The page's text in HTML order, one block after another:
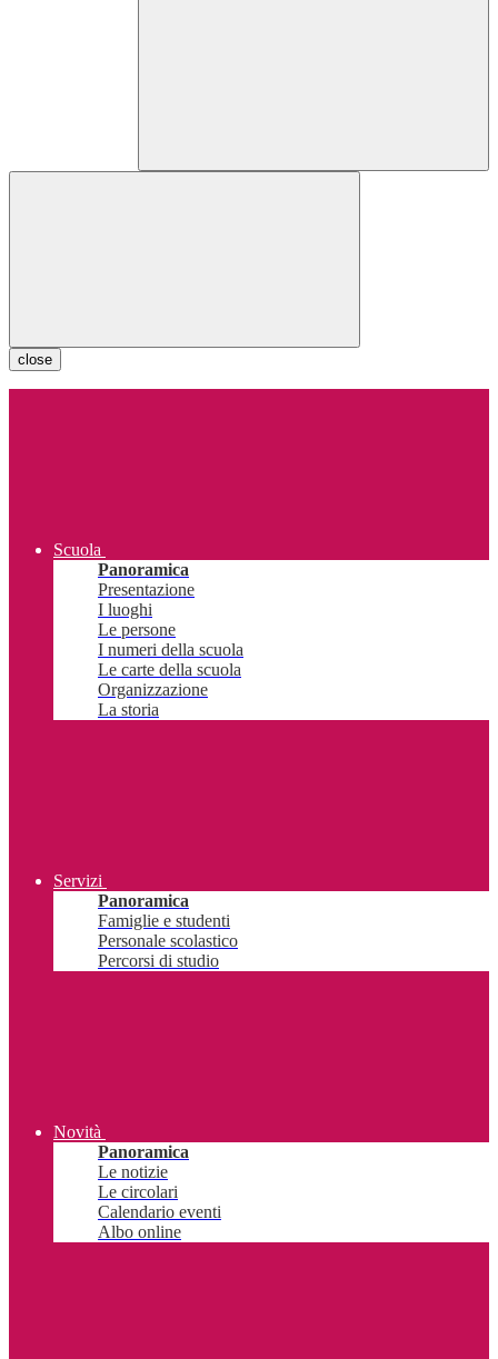
close
Scuola
Panoramica
Presentazione
I luoghi
Le persone
I numeri della scuola
Le carte della scuola
Organizzazione
La storia
Servizi
Panoramica
Famiglie e studenti
Personale scolastico
Percorsi di studio
Novità
Panoramica
Le notizie
Le circolari
Calendario eventi
Albo online